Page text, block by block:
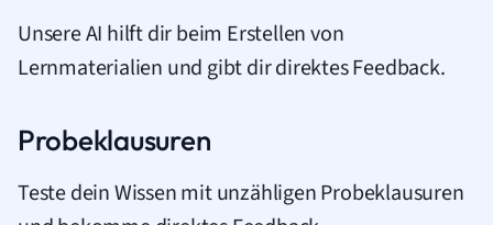
Unsere AI hilft dir beim Erstellen von
Lernmaterialien und gibt dir direktes Feedback.
Probeklausuren
Teste dein Wissen mit unzähligen Probeklausuren